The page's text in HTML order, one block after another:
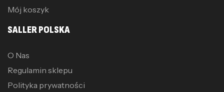
Mój koszyk
SALLER POLSKA
O Nas
Regulamin sklepu
Polityka prywatności